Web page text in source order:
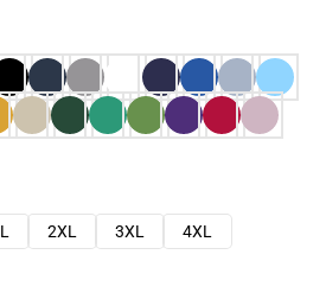
2XL 3XL
4XL